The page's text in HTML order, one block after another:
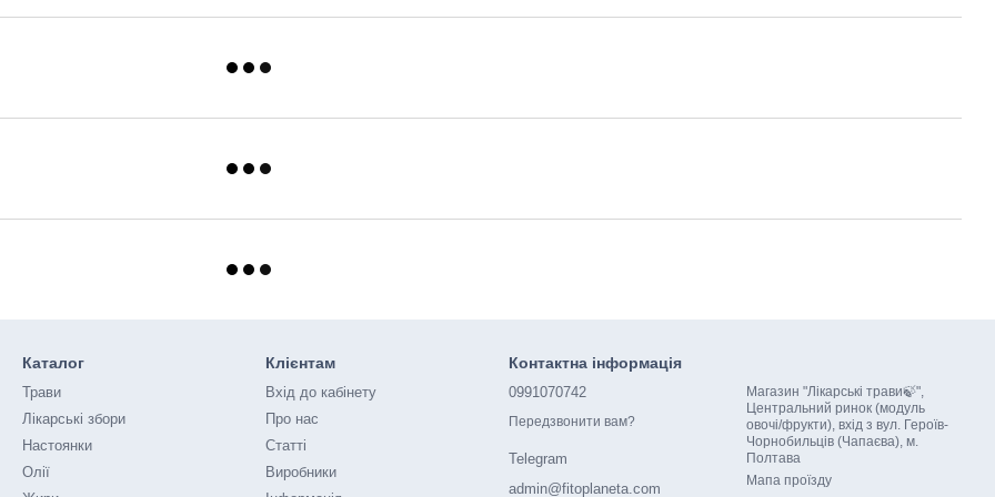
Каталог
Трави
Лікарські збори
Настоянки
Олії
Клієнтам
Вхід до кабінету
Про нас
Статті
Виробники
Контактна інформація
0991070742
Передзвонити вам?
Telegram
admin@fitoplaneta.com
Магазин "Лікарські трави🍃",
Центральний ринок (модуль
овочі/фрукти), вхід з вул. Героїв-
Чорнобильців (Чапаєва), м.
Полтава
Мапа проїзду